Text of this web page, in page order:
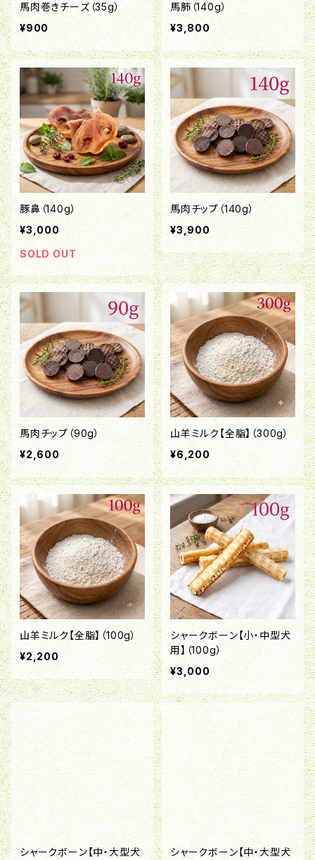
馬肉巻きチーズ（35g）
¥900
馬肺（140g）
¥3,800
豚鼻（140g）
¥3,000
SOLD OUT
馬肉チップ（140g）
¥3,900
馬肉チップ（90g）
¥2,600
山羊ミルク【全脂】（300g）
¥6,200
山羊ミルク【全脂】（100g）
¥2,200
シャークボーン【小・中型犬
用】（100g）
¥3,000
シャークボーン【中・大型犬
シャークボーン【中・大型犬